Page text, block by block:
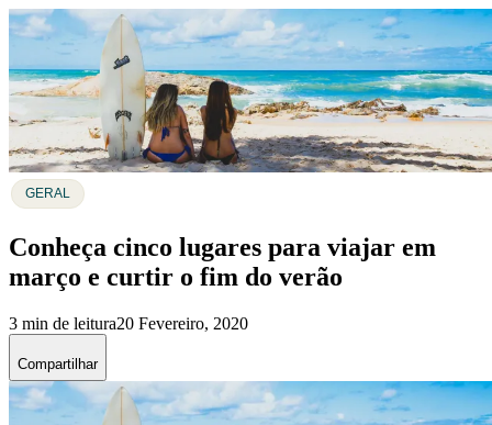
GERAL
Conheça cinco lugares para viajar em
março e curtir o fim do verão
3 min de leitura20 Fevereiro, 2020
Compartilhar